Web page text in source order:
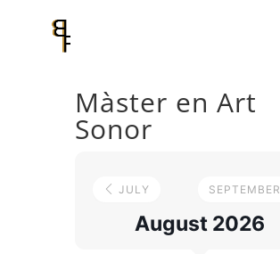
Màster en Art
Sonor
JULY
August 2026
SEPTEMBER